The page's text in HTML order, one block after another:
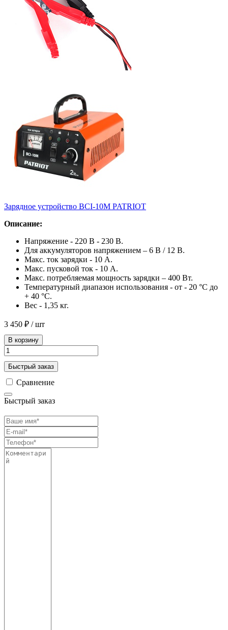
Зарядное устройство BCI-10M PATRIOT
Описание:
Напряжение - 220 В - 230 В.
Для аккумуляторов напряжением – 6 В / 12 В.
Макс. ток зарядки - 10 А.
Макс. пусковой ток - 10 А.
Макс. потребляемая мощность зарядки – 400 Вт.
Температурный диапазон использования - от - 20 °С до
+ 40 °С.
Вес - 1,35 кг.
3 450 ₽ / шт
В корзину
Быстрый заказ
Сравнение
Быстрый заказ